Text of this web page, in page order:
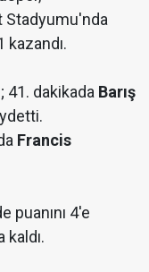
Stadyumu'nda
kazandı.
41. dakikada Barış
Francis
puanını 4'e
kaldı.